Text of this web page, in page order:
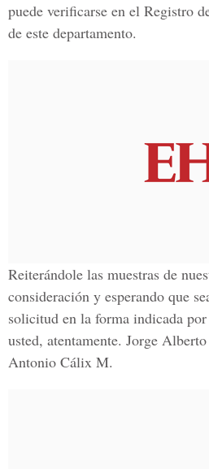
puede verificarse en el Registro
de este departamento.
Reiterándole las muestras de
consideración y esperando que
solicitud en la forma indicada
usted, atentamente. Jorge
Antonio Cálix M.